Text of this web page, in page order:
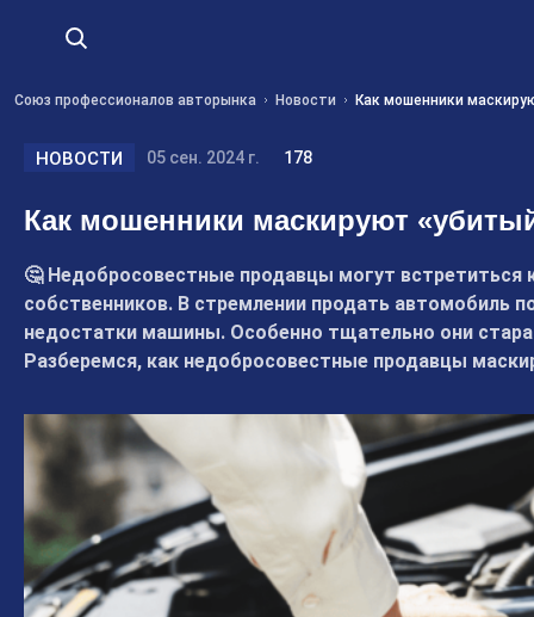
Союз профессионалов авторынка Новости Как мошенники
НОВОСТИ 05 сен. 2024 г. 178
Как мошенники маскируют
🤔 Недобросовестные продавцы могут встретиться
собственников. В стремлении продать автомобиль
недостатки машины. Особенно тщательно они
Разберемся, как недобросовестные продавцы